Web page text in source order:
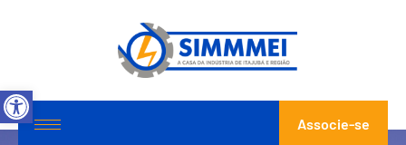
Abrir a barra de ferramentas
Associe-se